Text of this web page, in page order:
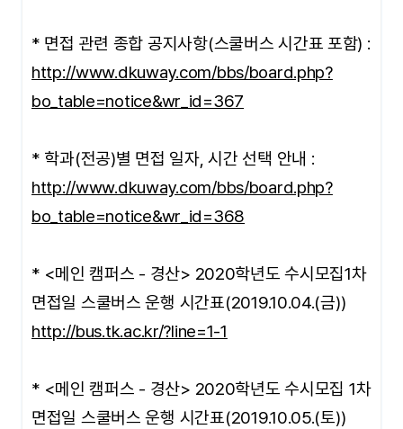
* 면접 관련 종합 공지사항(스쿨버스 시간표 포함) :
http://www.dkuway.com/bbs/board.php?
bo_table=notice&wr_id=367
* 학과(전공)별 면접 일자, 시간 선택 안내 :
http://www.dkuway.com/bbs/board.php?
bo_table=notice&wr_id=368
* <메인 캠퍼스 - 경산> 2020학년도 수시모집1차
면접일 스쿨버스 운행 시간표(2019.10.04.(금))
http://bus.tk.ac.kr/?line=1-1
* <메인 캠퍼스 - 경산> 2020학년도 수시모집 1차
면접일 스쿨버스 운행 시간표(2019.10.05.(토))